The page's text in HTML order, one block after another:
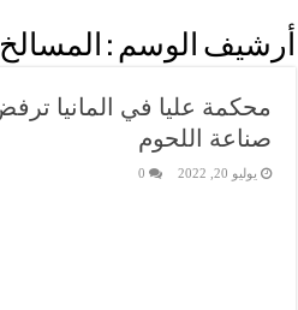
أرشيف الوسم : المسالخ
محكمة عليا في المانيا
صناعة اللحوم
يوليو 20, 2022 0